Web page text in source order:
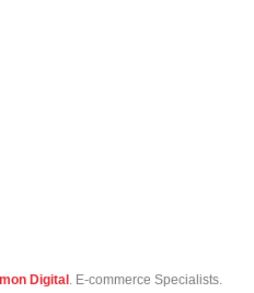
Digital . E-commerce Specialists.